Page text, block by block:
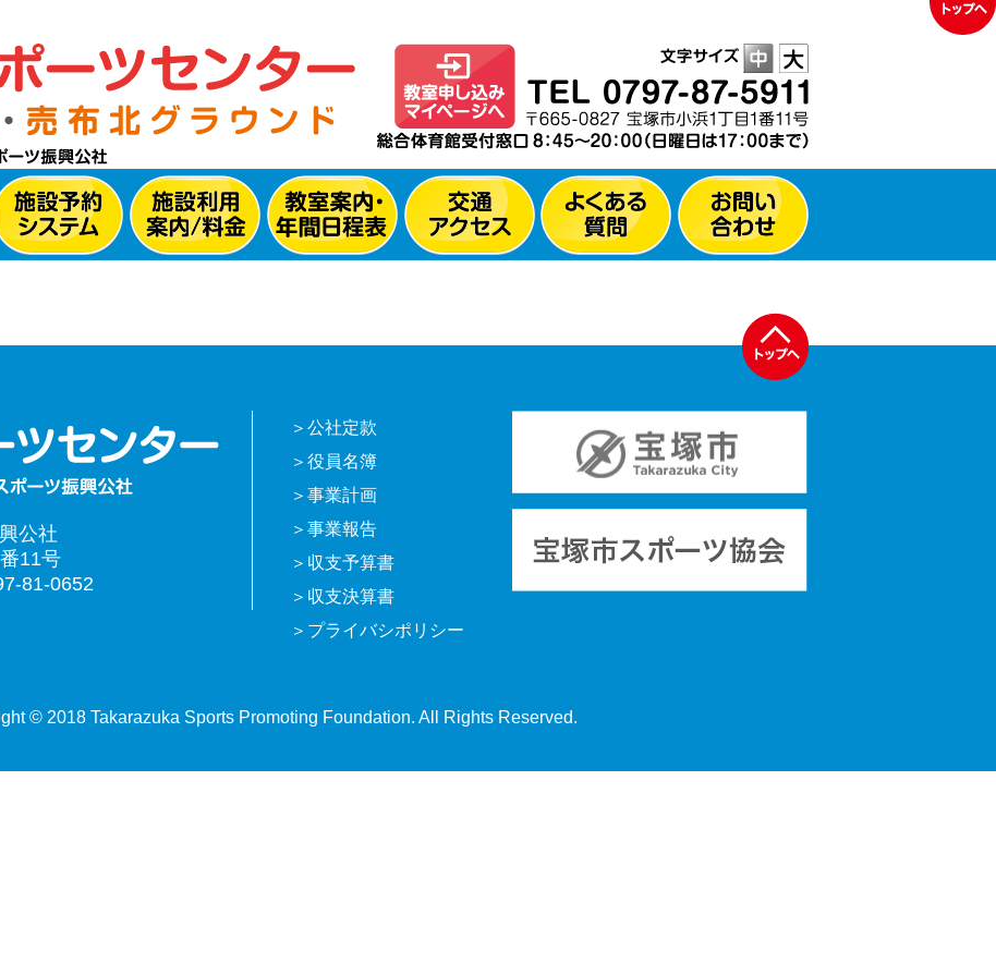
公社
11号
81-0652
公社定款
役員名簿
事業計画
事業報告
収支予算書
収支決算書
プライバシポリシー
© 2018 Takarazuka Sports Promoting Foundation. All Rights Reserved.